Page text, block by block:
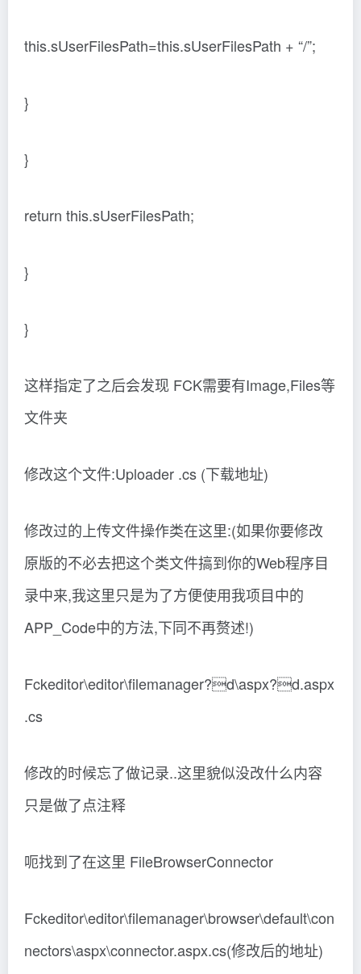
this.sUserFilesPath=this.sUserFilesPath + “/”;
}
}
return this.sUserFilesPath;
}
}
这样指定了之后会发现 FCK需要有Image,Files等
文件夹
修改这个文件:Uploader .cs (下载地址)
修改过的上传文件操作类在这里:(如果你要修改
原版的不必去把这个类文件搞到你的Web程序目
录中来,我这里只是为了方便使用我项目中的
APP_Code中的方法,下同不再赘述!)
Fckeditor\editor\filemanager?d\aspx?d.aspx
.cs
修改的时候忘了做记录..这里貌似没改什么内容
只是做了点注释
呃找到了在这里 FileBrowserConnector
Fckeditor\editor\filemanager\browser\default\con
nectors\aspx\connector.aspx.cs(修改后的地址)